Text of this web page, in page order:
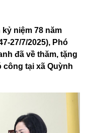
kỷ niệm 78 năm
27/7/2025), Phó
đã về thăm, tặng
tại xã Quỳnh